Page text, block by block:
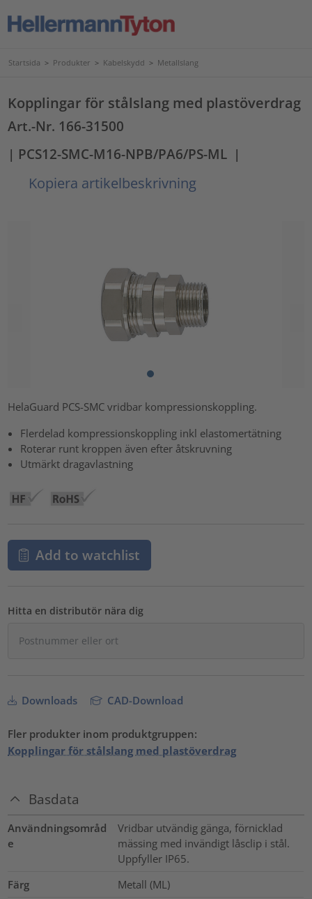
Startsida > Produkter > Kabelskydd > Metallslang
Kopplingar för stålslang med plastöverdrag
Art.-Nr. 166-31500
| PCS12-SMC-M16-NPB/PA6/PS-ML |
Kopiera artikelbeskrivning
HelaGuard PCS-SMC vridbar kompressionskoppling.
Flerdelad kompressionskoppling inkl elastomertätning
Roterar runt kroppen även efter åtskruvning
Utmärkt dragavlastning
Add to watchlist
Hitta en distributör nära dig
Downloads CAD-Download
Fler produkter inom produktgruppen:
Kopplingar för stålslang med plastöverdrag
Basdata
Användningsområd
e
Vridbar utvändig gänga, förnicklad
mässing med invändigt låsclip i stål.
Uppfyller IP65.
Färg
Metall (ML)